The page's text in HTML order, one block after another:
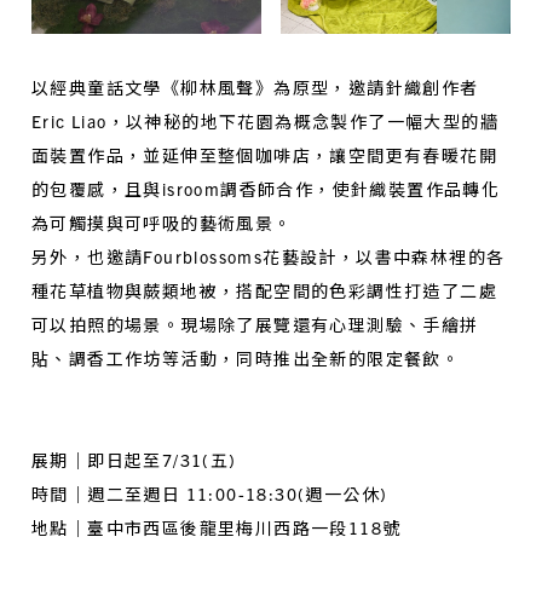
以經典童話文學《柳林風聲》為原型，邀請針織創作者
Eric Liao，以神秘的地下花園為概念製作了一幅大型的牆
面裝置作品，並延伸至整個咖啡店，讓空間更有春暖花開
的包覆感，且與isroom調香師合作，使針織裝置作品轉化
為可觸摸與可呼吸的藝術風景。
另外，也邀請Fourblossoms花藝設計，以書中森林裡的各
種花草植物與蕨類地被，搭配空間的色彩調性打造了二處
可以拍照的場景。現場除了展覽還有心理測驗、手繪拼
貼、調香工作坊等活動，同時推出全新的限定餐飲。
展期｜即日起至7/31(五)
時間｜週二至週日 11:00-18:30(週一公休)
地點｜臺中市西區後龍里梅川西路一段118號